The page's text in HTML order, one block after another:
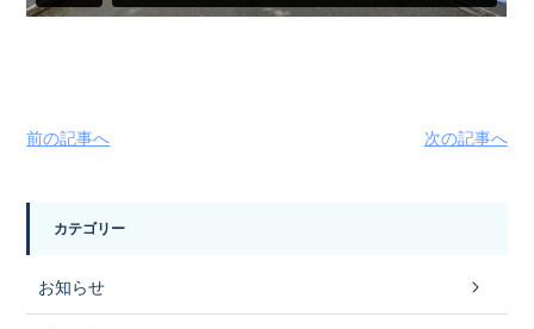
前の記事へ 次の記事へ
カテゴリー
お知らせ